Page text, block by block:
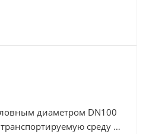
диаметром DN100
среду от